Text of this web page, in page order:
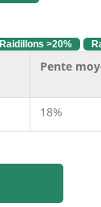
Raidillons >20%
Pente
18%